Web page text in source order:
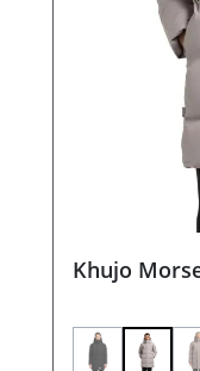
Khujo
(Diese Option